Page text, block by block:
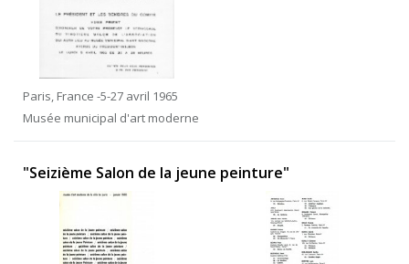
Paris, France -5-27 avril 1965
Musée municipal d'art moderne
"Seizième Salon de la jeune peinture"